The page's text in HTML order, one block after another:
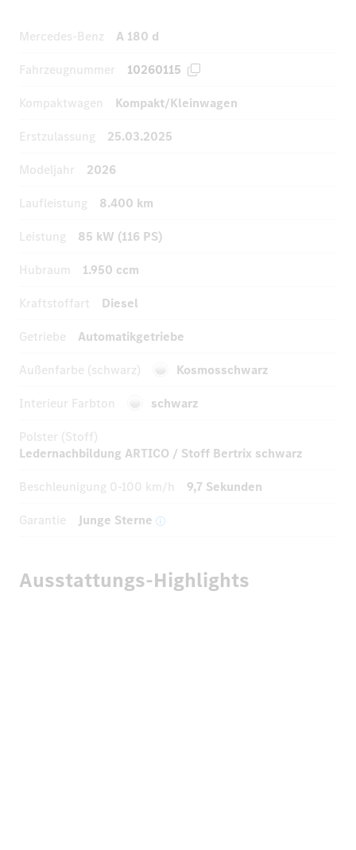
Mercedes-Benz
A 180 d
Fahrzeugnummer
10260115
Kompaktwagen
Kompakt/Kleinwagen
Erstzulassung
25.03.2025
Modeljahr
2026
Laufleistung
8.400 km
Leistung
85 kW (116 PS)
Hubraum
1.950 ccm
Kraftstoffart
Diesel
Getriebe
Automatikgetriebe
Außenfarbe (schwarz)
Kosmosschwarz
Interieur Farbton
schwarz
Polster (Stoff)
Ledernachbildung ARTICO / Stoff Bertrix schwarz
Beschleunigung 0-100 km/h
9,7 Sekunden
Garantie
Junge Sterne
Ausstattungs-Highlights